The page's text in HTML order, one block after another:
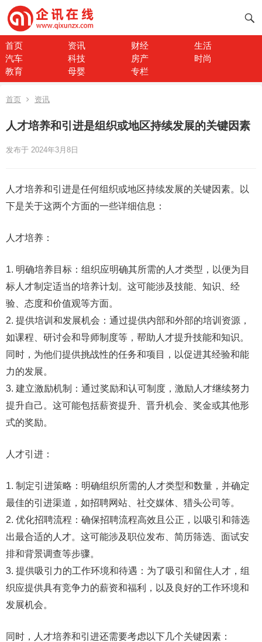
首页 资讯 财经
生活
汽车
科技 房产
时尚
教育
母婴 专栏
首页 资讯
人才培养和引进是组织或地区持续发展的关键因素
发布于 2024年3月8日
人才培养和引进是任何组织或地区持续发展的关键因素。以
下是关于这两个方面的一些详细信息：
人才培养：
1. 明确培养目标：组织应明确其所需的人才类型，以便为目
标人才制定适当的培养计划。这可能涉及技能、知识、经
验、态度和价值观等方面。
2. 提供培训和发展机会：通过提供内部和外部的培训资源，
如课程、研讨会和导师制度等，帮助人才提升技能和知识。
同时，为他们提供挑战性的任务和项目，以促进其经验和能
力的发展。
3. 建立激励机制：通过奖励和认可制度，激励人才继续努力
提升自己。这可能包括薪资提升、晋升机会、奖金或其他形
式的奖励。
人才引进：
1. 制定引进策略：明确组织所需的人才类型和数量，并确定
最佳的引进渠道，如招聘网站、社交媒体、猎头公司等。
2. 优化招聘流程：确保招聘流程高效且公正，以吸引和筛选
出最合适的人才。这可能涉及职位发布、简历筛选、面试安
排和背景调查等步骤。
3. 提供吸引力的工作环境和待遇：为了吸引和留住人才，组
织应提供具有竞争力的薪资和福利，以及良好的工作环境和
发展机会。
同时，人才培养和引进还需要考虑以下几个关键因素：